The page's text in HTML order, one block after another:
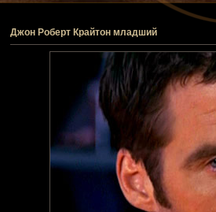
Джон Роберт Крайтон младший